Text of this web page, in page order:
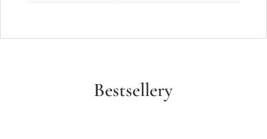
Bestsellery